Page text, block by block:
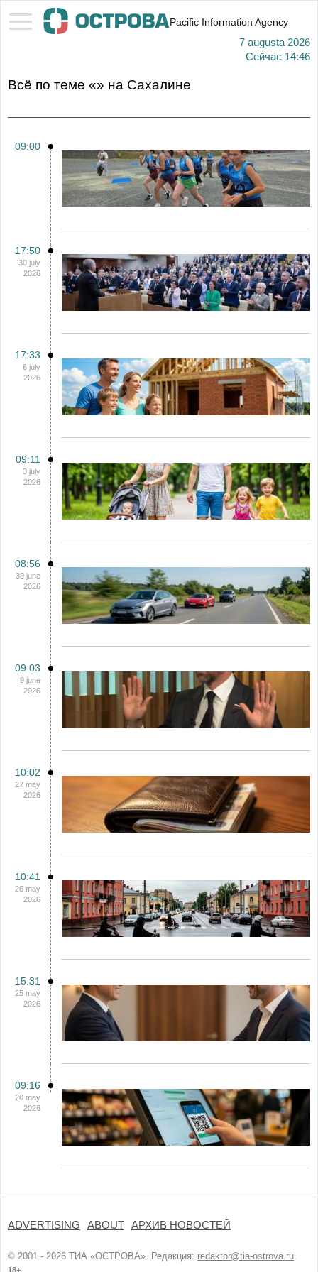
Pacific Information Agency
7 augusta 2026
Сейчас 14:46
Всё по теме «» на Сахалине
09:00
17:50
30 july
2026
17:33
6 july
2026
09:11
3 july
2026
08:56
30 june
2026
09:03
9 june
2026
10:02
27 may
2026
10:41
26 may
2026
15:31
25 may
2026
09:16
20 may
2026
ADVERTISING ABOUT АРХИВ НОВОСТЕЙ
© 2001 - 2026 ТИА «ОСТРОВА». Редакция: redaktor@tia-ostrova.ru.
18+